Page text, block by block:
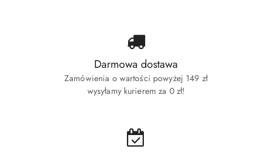
Darmowa dostawa
Zamówienia o wartości powyżej 149 zł
wysyłamy kurierem za 0 zł!